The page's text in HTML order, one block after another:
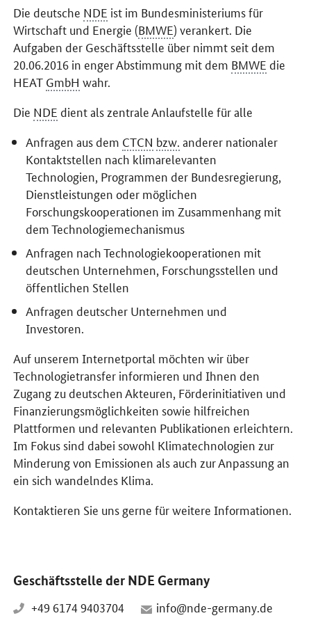
Die deutsche NDE ist im Bundesministeriums für
Wirtschaft und Energie (BMWE) verankert. Die
Aufgaben der Geschäftsstelle über nimmt seit dem
20.06.2016 in enger Abstimmung mit dem BMWE die
HEAT GmbH wahr.
Die NDE dient als zentrale Anlaufstelle für alle
Anfragen aus dem CTCN bzw. anderer nationaler
Kontaktstellen nach klimarelevanten
Technologien, Programmen der Bundesregierung,
Dienstleistungen oder möglichen
Forschungskooperationen im Zusammenhang mit
dem Technologiemechanismus
Anfragen nach Technologiekooperationen mit
deutschen Unternehmen, Forschungsstellen und
öffentlichen Stellen
Anfragen deutscher Unternehmen und
Investoren.
Auf unserem Internetportal möchten wir über
Technologietransfer informieren und Ihnen den
Zugang zu deutschen Akteuren, Förderinitiativen und
Finanzierungsmöglichkeiten sowie hilfreichen
Plattformen und relevanten Publikationen erleichtern.
Im Fokus sind dabei sowohl Klimatechnologien zur
Minderung von Emissionen als auch zur Anpassung an
ein sich wandelndes Klima.
Kontaktieren Sie uns gerne für weitere Informationen.
Geschäftsstelle der NDE Germany
+49 6174 9403704 info@nde-germany.de